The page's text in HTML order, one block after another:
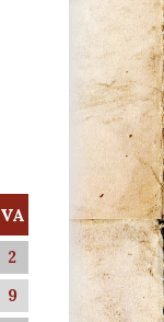
VA
2
9